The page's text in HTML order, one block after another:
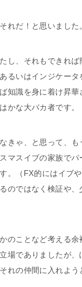
れだ！と思いました
し、それもできれ
るいはインジケー
知識を身に着け昇
かな大バカ者です。
きゃ、と思って、
マスイブの家族で
。（FX的にはイブ
のではなく検証や
のことなど考える
場でありましたが
れの仲間に入れよ